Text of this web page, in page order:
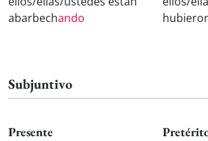
abarbechando
Subjuntivo
Presente